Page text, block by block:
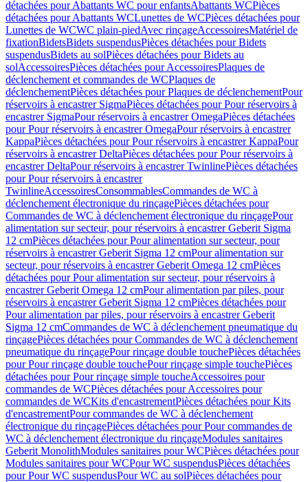
détachées pour Abattants WC pour enfantsAbattants WCPièces
détachées pour Abattants WCLunettes de WCPièces détachées pour
Lunettes de WCWC plain-piedAvec rinçageAccessoiresMatériel de
fixationBidetsBidets suspendusPièces détachées pour Bidets
suspendusBidets au solPièces détachées pour Bidets au
solAccessoiresPièces détachées pour AccessoiresPlaques de
déclenchement et commandes de WCPlaques de
déclenchementPièces détachées pour Plaques de déclenchementPour
réservoirs à encastrer SigmaPièces détachées pour Pour réservoirs à
encastrer SigmaPour réservoirs à encastrer OmegaPièces détachées
pour Pour réservoirs à encastrer OmegaPour réservoirs à encastrer
KappaPièces détachées pour Pour réservoirs à encastrer KappaPour
réservoirs à encastrer DeltaPièces détachées pour Pour réservoirs à
encastrer DeltaPour réservoirs à encastrer TwinlinePièces détachées
pour Pour réservoirs à encastrer
TwinlineAccessoiresConsommablesCommandes de WC à
déclenchement électronique du rinçagePièces détachées pour
Commandes de WC à déclenchement électronique du rinçagePour
alimentation sur secteur, pour réservoirs à encastrer Geberit Sigma
12 cmPièces détachées pour Pour alimentation sur secteur, pour
réservoirs à encastrer Geberit Sigma 12 cmPour alimentation sur
secteur, pour réservoirs à encastrer Geberit Omega 12 cmPièces
détachées pour Pour alimentation sur secteur, pour réservoirs à
encastrer Geberit Omega 12 cmPour alimentation par piles, pour
réservoirs à encastrer Geberit Sigma 12 cmPièces détachées pour
Pour alimentation par piles, pour réservoirs à encastrer Geberit
Sigma 12 cmCommandes de WC à déclenchement pneumatique du
rinçagePièces détachées pour Commandes de WC à déclenchement
pneumatique du rinçagePour rinçage double touchePièces détachées
pour Pour rinçage double touchePour rinçage simple touchePièces
détachées pour Pour rinçage simple toucheAccessoires pour
commandes de WCPièces détachées pour Accessoires pour
commandes de WCKits d'encastrementPièces détachées pour Kits
d'encastrementPour commandes de WC à déclenchement
électronique du rinçagePièces détachées pour Pour commandes de
WC à déclenchement électronique du rinçageModules sanitaires
Geberit MonolithModules sanitaires pour WCPièces détachées pour
Modules sanitaires pour WCPour WC suspendusPièces détachées
pour Pour WC suspendusPour WC au solPièces détachées pour